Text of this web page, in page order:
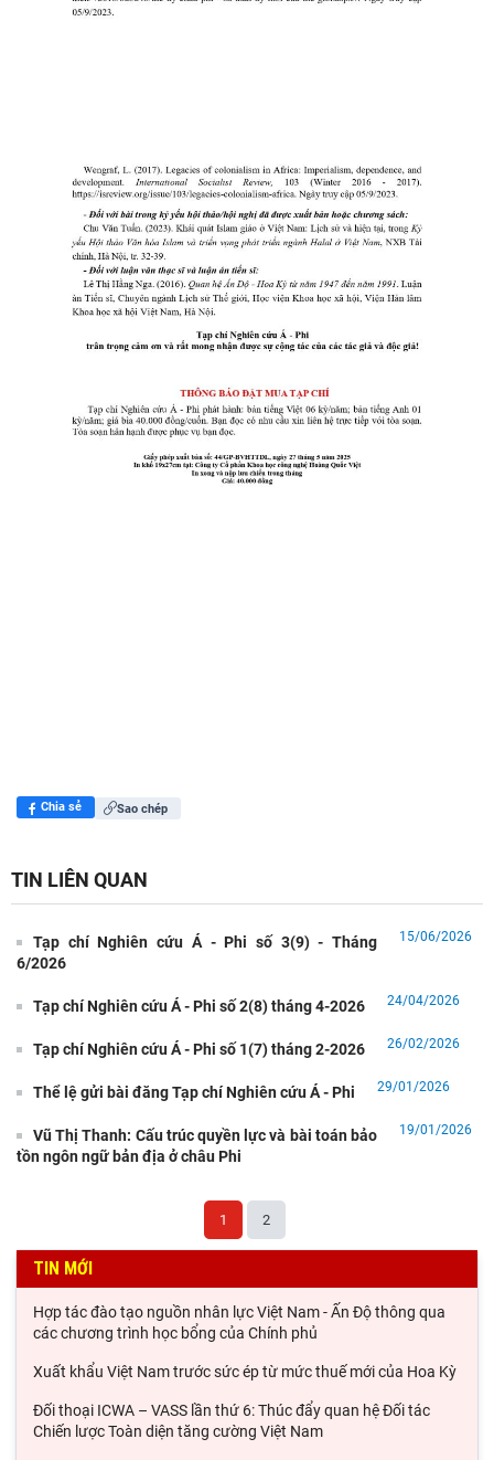
Chia sẻ Sao chép
TIN LIÊN QUAN
Tạp chí Nghiên cứu Á - Phi số 3(9) - Tháng
6/2026
15/06/2026
Tạp chí Nghiên cứu Á - Phi số 2(8) tháng 4-2026 24/04/2026
Tạp chí Nghiên cứu Á - Phi số 1(7) tháng 2-2026 26/02/2026
Thể lệ gửi bài đăng Tạp chí Nghiên cứu Á - Phi 29/01/2026
Vũ Thị Thanh: Cấu trúc quyền lực và bài toán bảo
tồn ngôn ngữ bản địa ở châu Phi
19/01/2026
1 2
TIN MỚI
Hợp tác đào tạo nguồn nhân lực Việt Nam - Ấn Độ thông qua
các chương trình học bổng của Chính phủ
Xuất khẩu Việt Nam trước sức ép từ mức thuế mới của Hoa Kỳ
Đối thoại ICWA – VASS lần thứ 6: Thúc đẩy quan hệ Đối tác
Chiến lược Toàn diện tăng cường Việt Nam